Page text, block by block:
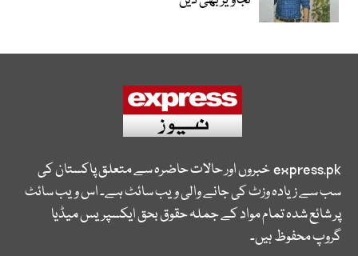
express.pkخبروں اور حالات حاضرہ سے متعلق پاکستان کی
سب سے زیادہ وزٹ کی جانے والی ویب سائٹ ہے۔ اس ویب سائٹ
پر شائع شدہ تمام مواد کے جملہ حقوق بحق ایکسپریس میڈیا
گروپ محفوظ ہیں۔